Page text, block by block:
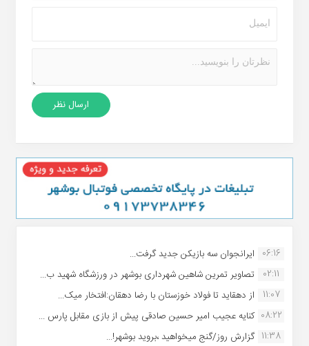
06:16 ایرانجوان سه بازیکن جدید گرفت...
02:11
تصاویر تمرین شاهین شهردارى بوشهر در ورزشگاه شهید ب...
11:07
از دهقاید تا فولاد خوزستان با رضا دهقان:افتخار میک...
08:22 کنایه عجیب امیر حسین صادقی پیش از بازی مقابل پارس ...
11:38 گزارش روز/گنج میخواهید ،بروید بوشهر!...